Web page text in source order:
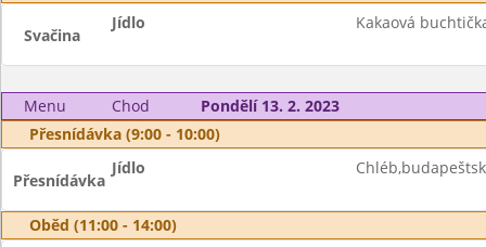
Svačina
Jídlo Kakaová
Menu Chod
Pondělí 13. 2. 2023
Přesnídávka (9:00 - 10:00)
Přesnídávka
Jídlo
Oběd (11:00 - 14:00)